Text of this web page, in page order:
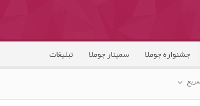
جشنواره جوملا سمینار جوملا تبلیغات